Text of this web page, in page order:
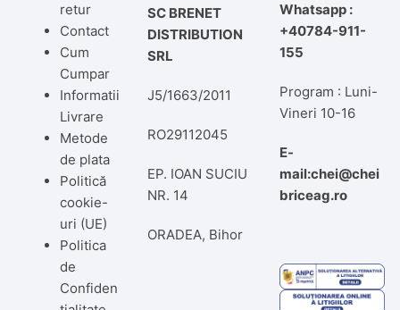
retur
Contact
Cum
Cumpar
Informatii
Livrare
Metode
de plata
Politică
cookie-
uri (UE)
Politica
de
Confiden
SC BRENET
DISTRIBUTION
SRL
J5/1663/2011
RO29112045
EP. IOAN SUCIU
NR. 14
ORADEA, Bihor
Whatsapp :
+40784-911-
155
Program : Luni-
Vineri 10-16
E-
mail:chei@chei
briceag.ro